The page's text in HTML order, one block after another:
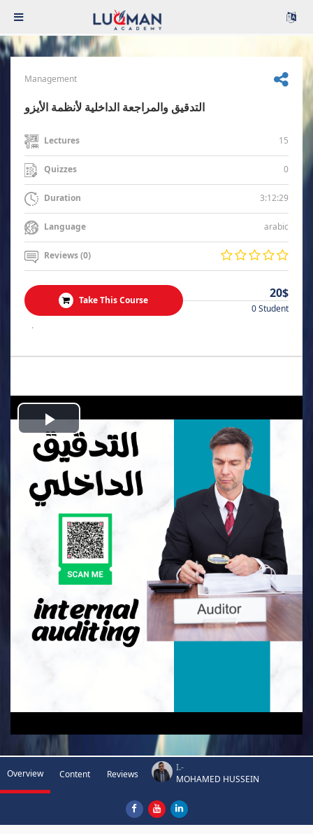
Management
التدقيق والمراجعة الداخلية لأنظمة الأيزو
Lectures 15
Quizzes 0
Duration 3:12:29
Language arabic
Reviews (0)
Take This Course 20$
0 Student
.
Play
Video
Overview Content Reviews
I.-
MOHAMED HUSSEIN